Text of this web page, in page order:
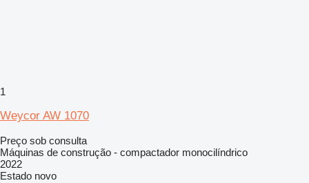
1
Weycor AW 1070
Preço sob consulta
Máquinas de construção - compactador monocilíndrico
2022
Estado novo